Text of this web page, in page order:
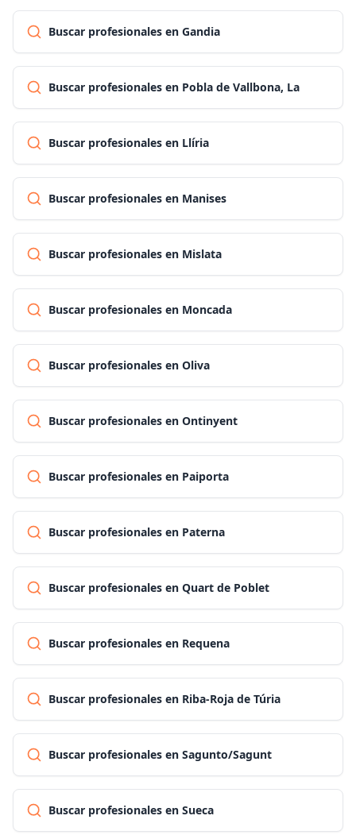
Buscar profesionales en Gandia
Buscar profesionales en Pobla de Vallbona, La
Buscar profesionales en Llíria
Buscar profesionales en Manises
Buscar profesionales en Mislata
Buscar profesionales en Moncada
Buscar profesionales en Oliva
Buscar profesionales en Ontinyent
Buscar profesionales en Paiporta
Buscar profesionales en Paterna
Buscar profesionales en Quart de Poblet
Buscar profesionales en Requena
Buscar profesionales en Riba-Roja de Túria
Buscar profesionales en Sagunto/Sagunt
Buscar profesionales en Sueca